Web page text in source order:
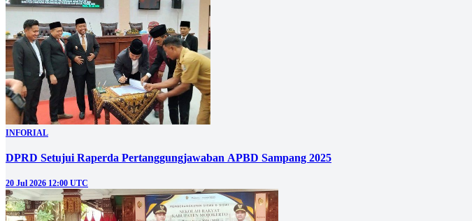
INFORIAL
DPRD Setujui Raperda Pertanggungjawaban APBD Sampang 2025
20 Jul 2026 12:00 UTC